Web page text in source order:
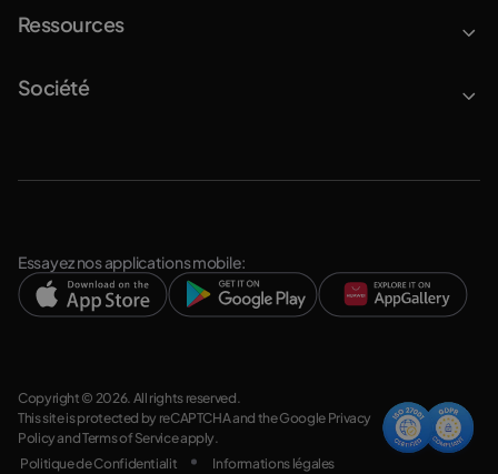
Ressources
Société
Essayez nos applications mobile:
Copyright © 2026. All rights reserved.
This site is protected by reCAPTCHA and the Google Privacy
PolicyandTerms of Serviceapply.
Politique de Confidentialit
Informations légales